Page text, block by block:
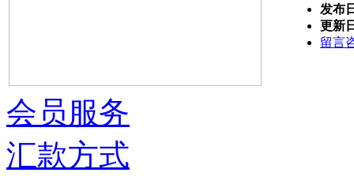
发布
更新
留言
会员服务
汇款方式